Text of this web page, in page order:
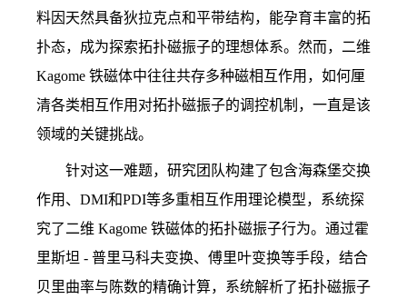
料因天然具备狄拉克点和平带结构，能孕育丰富的拓
扑态，成为探索拓扑磁振子的理想体系。然而，二维
Kagome 铁磁体中往往共存多种磁相互作用，如何厘
清各类相互作用对拓扑磁振子的调控机制，一直是该
领域的关键挑战。
针对这一难题，研究团队构建了包含海森堡交换
作用、 DMI和PDI等多重相互作用理论模型，系统探
究了二维 Kagome 铁磁体的拓扑磁振子行为。通过霍
里斯坦 - 普里马科夫变换、傅里叶变换等手段，结合
贝里曲率与陈数的精确计算，系统解析了拓扑磁振子